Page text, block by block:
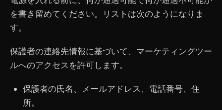
を書き留めてください。リストは次のようになりま
す。
保護者の連絡先情報に基づいて、マーケティングツー
ルへのアクセスを許可します。
保護者の氏名、メールアドレス、電話番号、住
所。